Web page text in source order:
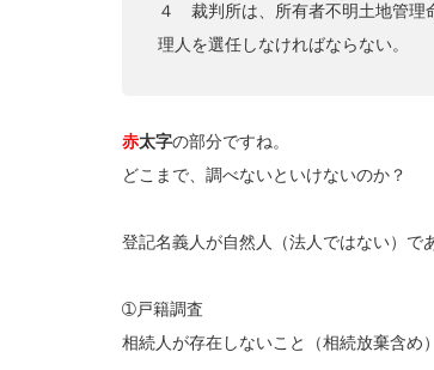
４ 裁判所は、所有者不明土地管理
理人を選任しなければならない。
赤太字の部分ですね。
どこまで、調べないといけないのか？
登記名義人が自然人（法人ではない）で
➀戸籍調査
相続人が存在しないこと（相続放棄含め）